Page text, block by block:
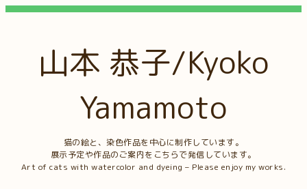
山本 恭子/Kyoko
Yamamoto
猫の絵と、染色作品を中心に制作しています。
展示予定や作品のご案内をこちらで発信しています。
Art of cats with watercolor and dyeing – Please enjoy my works.